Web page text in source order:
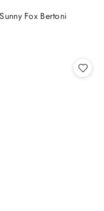
Fox Bertoni